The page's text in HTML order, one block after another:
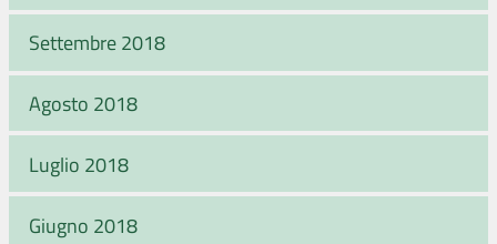
Settembre 2018
Agosto 2018
Luglio 2018
Giugno 2018